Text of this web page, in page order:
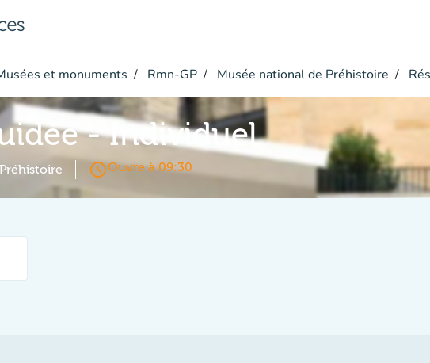
et monuments Rmn-GP Musée national de Préhistoire
- Individuel
access_timeOuvre à 09:30